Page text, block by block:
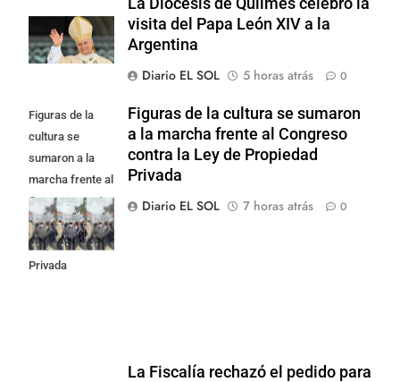
La Diócesis de Quilmes celebró la
visita del Papa León XIV a la
Argentina
Diario EL SOL
5 horas atrás 0
Figuras de la
cultura se
sumaron a la
marcha frente al
Congreso contra
la Ley de
Propiedad
Privada
Figuras de la cultura se sumaron
a la marcha frente al Congreso
contra la Ley de Propiedad
Privada
Diario EL SOL
7 horas atrás 0
La Fiscalía rechazó el pedido para